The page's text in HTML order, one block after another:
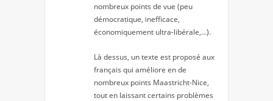
nombreux points de vue (peu
démocratique, inefficace,
économiquement ultra-libérale,…).
Là dessus, un texte est proposé aux
français qui améliore en de
nombreux points Maastricht-Nice,
tout en laissant certains problèmes